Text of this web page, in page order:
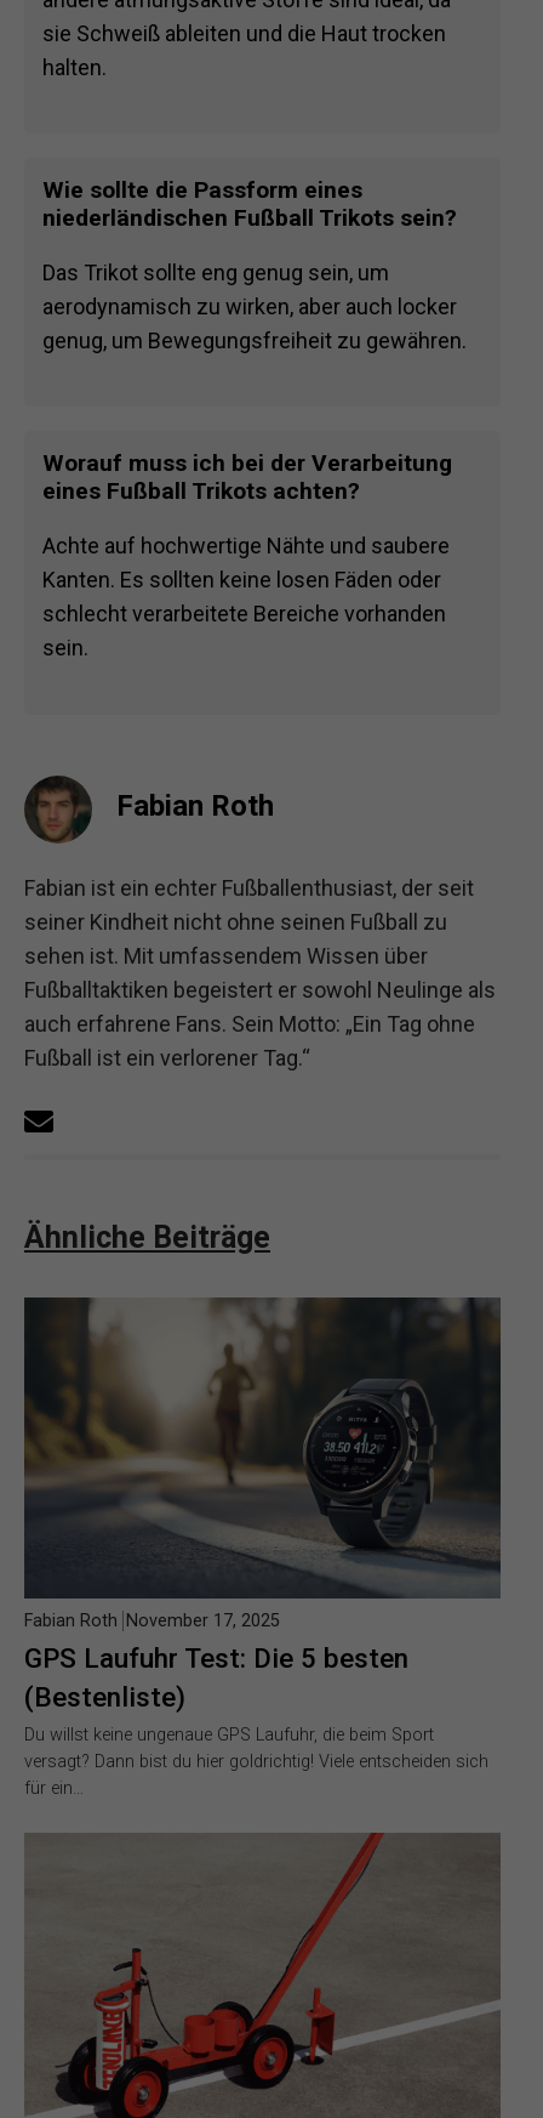
sie Schweiß ableiten und die Haut trocken
halten.
Wie sollte die Passform eines
niederländischen Fußball Trikots sein?
Das Trikot sollte eng genug sein, um
aerodynamisch zu wirken, aber auch locker
genug, um Bewegungsfreiheit zu gewähren.
Worauf muss ich bei der Verarbeitung
eines Fußball Trikots achten?
Achte auf hochwertige Nähte und saubere
Kanten. Es sollten keine losen Fäden oder
schlecht verarbeitete Bereiche vorhanden
sein.
Fabian Roth
Fabian ist ein echter Fußballenthusiast, der seit
seiner Kindheit nicht ohne seinen Fußball zu
sehen ist. Mit umfassendem Wissen über
Fußballtaktiken begeistert er sowohl Neulinge als
auch erfahrene Fans. Sein Motto: „Ein Tag ohne
Fußball ist ein verlorener Tag.“
Ähnliche Beiträge
GPS Laufuhr Test: Die 5 besten
(Bestenliste)
Fabian Roth November 17, 2025
Du willst keine ungenaue GPS Laufuhr, die beim Sport
versagt? Dann bist du hier goldrichtig! Viele entscheiden sich
für ein…